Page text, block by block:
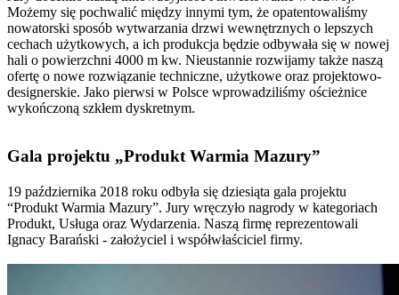
Możemy się pochwalić między innymi tym, że opatentowaliśmy
nowatorski sposób wytwarzania drzwi wewnętrznych o lepszych
cechach użytkowych, a ich produkcja będzie odbywała się w nowej
hali o powierzchni 4000 m kw. Nieustannie rozwijamy także naszą
ofertę o nowe rozwiązanie techniczne, użytkowe oraz projektowo-
designerskie. Jako pierwsi w Polsce wprowadziliśmy ościeżnice
wykończoną szkłem dyskretnym.
Gala projektu „Produkt Warmia Mazury”
19 października 2018 roku odbyła się dziesiąta gala projektu
“Produkt Warmia Mazury”. Jury wręczyło nagrody w kategoriach
Produkt, Usługa oraz Wydarzenia. Naszą firmę reprezentowali
Ignacy Barański - założyciel i współwłaściciel firmy.